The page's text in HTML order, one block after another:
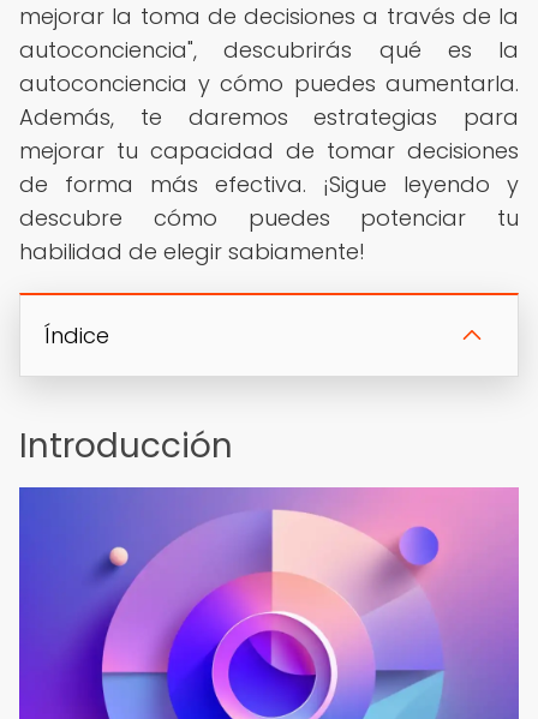
mejorar la toma de decisiones a través de la
autoconciencia", descubrirás qué es la
autoconciencia y cómo puedes aumentarla.
Además, te daremos estrategias para
mejorar tu capacidad de tomar decisiones
de forma más efectiva. ¡Sigue leyendo y
descubre cómo puedes potenciar tu
habilidad de elegir sabiamente!
Índice
Introducción